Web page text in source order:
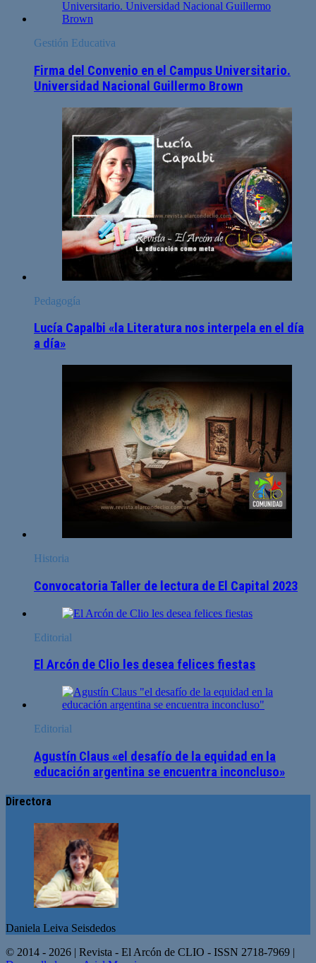
Gestión Educativa
Firma del Convenio en el Campus Universitario.
Universidad Nacional Guillermo Brown
Pedagogía
Lucía Capalbi «la Literatura nos interpela en el día
a día»
Historia
Convocatoria Taller de lectura de El Capital 2023
Editorial
El Arcón de Clio les desea felices fiestas
Editorial
Agustín Claus «el desafío de la equidad en la
educación argentina se encuentra inconcluso»
Directora
Daniela Leiva Seisdedos
© 2014 - 2026 | Revista - El Arcón de CLIO - ISSN 2718-7969 |